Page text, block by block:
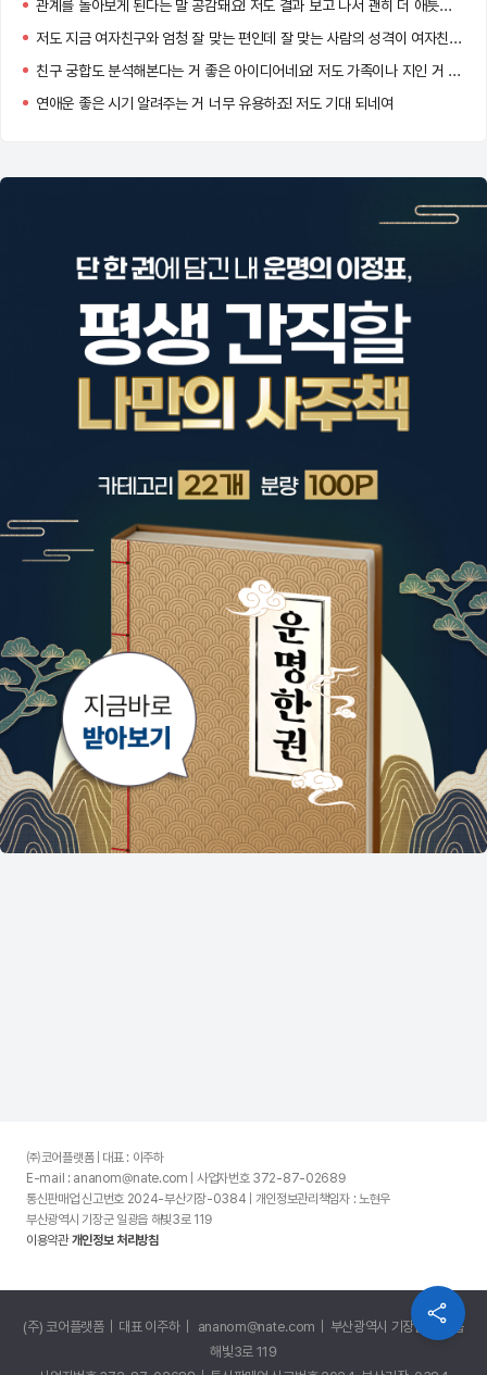
관계를 돌아보게 된다는 말 공감돼요! 저도 결과 보고 나서 괜히 더 애틋해지더라고요 :)
저도 지금 여자친구와 엄청 잘 맞는 편인데 잘 맞는 사람의 성격이 여자친구와 너무 똑같아서 신기했어요!!
친구 궁합도 분석해본다는 거 좋은 아이디어네요! 저도 가족이나 지인 거 해봐야겠어요
연애운 좋은 시기 알려주는 거 너무 유용하죠! 저도 기대 되네여
㈜코어플랫폼 | 대표 : 이주하
E-mail : ananom@nate.com | 사업자번호 372-87-02689
통신판매업 신고번호 2024-부산기장-0384 | 개인정보관리책임자 : 노현우
부산광역시 기장군 일광읍 해빛3로 119
이용약관 개인정보 처리방침
(주) 코어플랫폼 | 대표 이주하 | ananom@nate.com | 부산광역시 기장군 일광읍
해빛3로 119